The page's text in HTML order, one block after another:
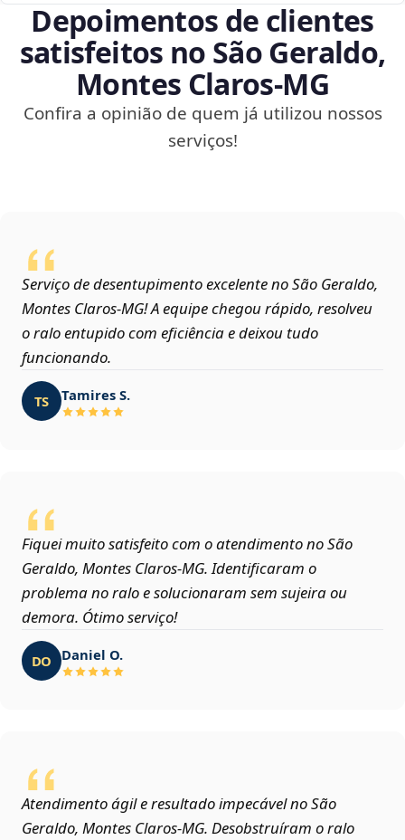
Depoimentos de clientes
satisfeitos no São Geraldo,
Montes Claros‑MG
Confira a opinião de quem já utilizou nossos
serviços!
Serviço de desentupimento excelente no São Geraldo,
Montes Claros‑MG! A equipe chegou rápido, resolveu
o ralo entupido com eficiência e deixou tudo
funcionando.
TS Tamires S.
Fiquei muito satisfeito com o atendimento no São
Geraldo, Montes Claros‑MG. Identificaram o
problema no ralo e solucionaram sem sujeira ou
demora. Ótimo serviço!
DO Daniel O.
Atendimento ágil e resultado impecável no São
Geraldo, Montes Claros‑MG. Desobstruíram o ralo